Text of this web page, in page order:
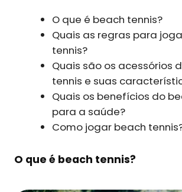
O que é beach tennis?
Quais as regras para
tennis?
Quais são os acessórios
tennis e suas
Quais os benefícios do
para a saúde?
Como jogar beach
O que é beach tennis?